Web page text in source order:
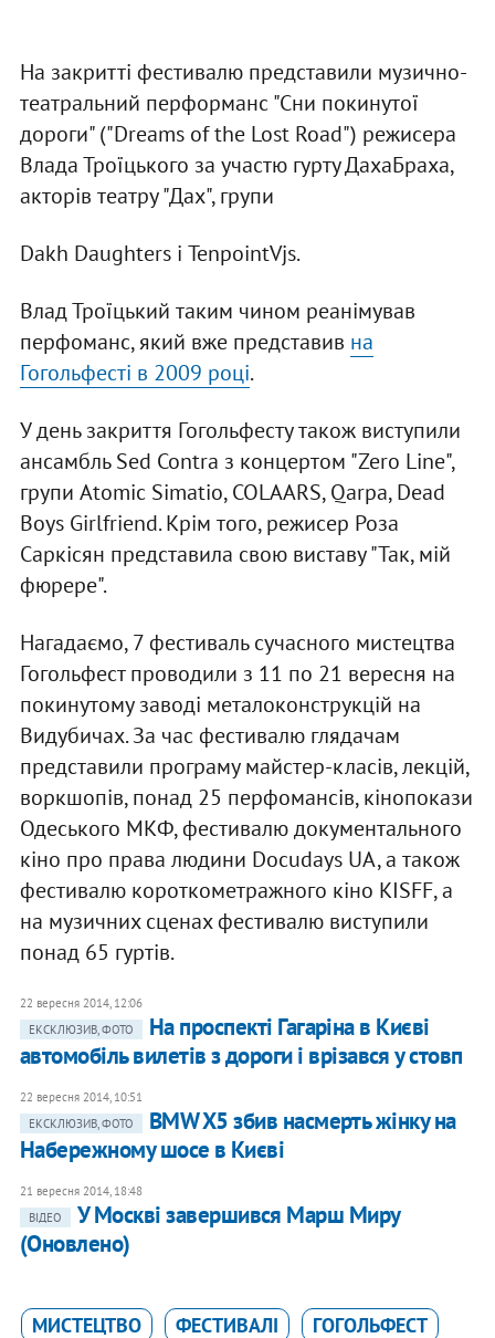
На закритті фестивалю представили музично-
театральний перформанс "Сни покинутої
дороги" ("Dreams of the Lost Road") режисера
Влада Троїцького за участю гурту ДахаБраха,
акторів театру "Дах", групи
Dakh Daughters і TenpointVjs.
Влад Троїцький таким чином реанімував
перфоманс, який вже представив на
Гогольфесті в 2009 році.
У день закриття Гогольфесту також виступили
ансамбль Sed Contra з концертом "Zero Line",
групи Atomic Simatio, COLAARS, Qarpa, Dead
Boys Girlfriend. Крім того, режисер Роза
Саркісян представила свою виставу "Так, мій
фюрере".
Нагадаємо, 7 фестиваль сучасного мистецтва
Гогольфест проводили з 11 по 21 вересня на
покинутому заводі металоконструкцій на
Видубичах. За час фестивалю глядачам
представили програму майстер-класів, лекцій,
воркшопів, понад 25 перфомансів, кінопокази
Одеського МКФ, фестивалю документального
кіно про права людини Docudays UA, а також
фестивалю короткометражного кіно KISFF, а
на музичних сценах фестивалю виступили
понад 65 гуртів.
22 вересня 2014, 12:06
ЕКСКЛЮЗИВ, ФОТО
На проспекті Гагаріна в Києві
автомобіль вилетів з дороги і врізався у стовп
22 вересня 2014, 10:51
ЕКСКЛЮЗИВ, ФОТО
BMW X5 збив насмерть жінку на
Набережному шосе в Києві
21 вересня 2014, 18:48
ВІДЕО
У Москві завершився Марш Миру
(Оновлено)
МИСТЕЦТВО ФЕСТИВАЛІ ГОГОЛЬФЕСТ